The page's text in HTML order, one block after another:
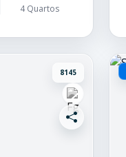
4 Quartos
8145